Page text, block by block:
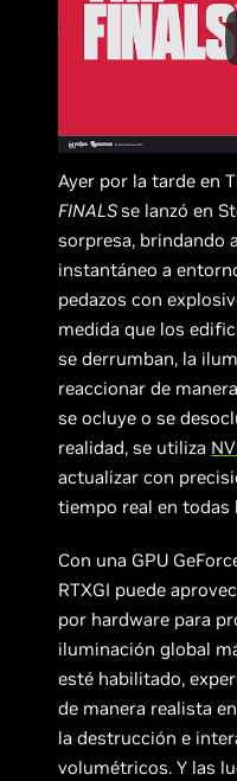
Ayer por la tarde en
FINALSse lanzó en
sorpresa, brindando
instantáneo a
pedazos con
medida que los
se derrumban, la
reaccionar de
se ocluye o se
realidad, se utiliza
actualizar con
tiempo real en todas
Con una GPU
RTXGI puede
por hardware para
iluminación global
esté habilitado,
de manera realista
la destrucción e
volumétricos. Y las